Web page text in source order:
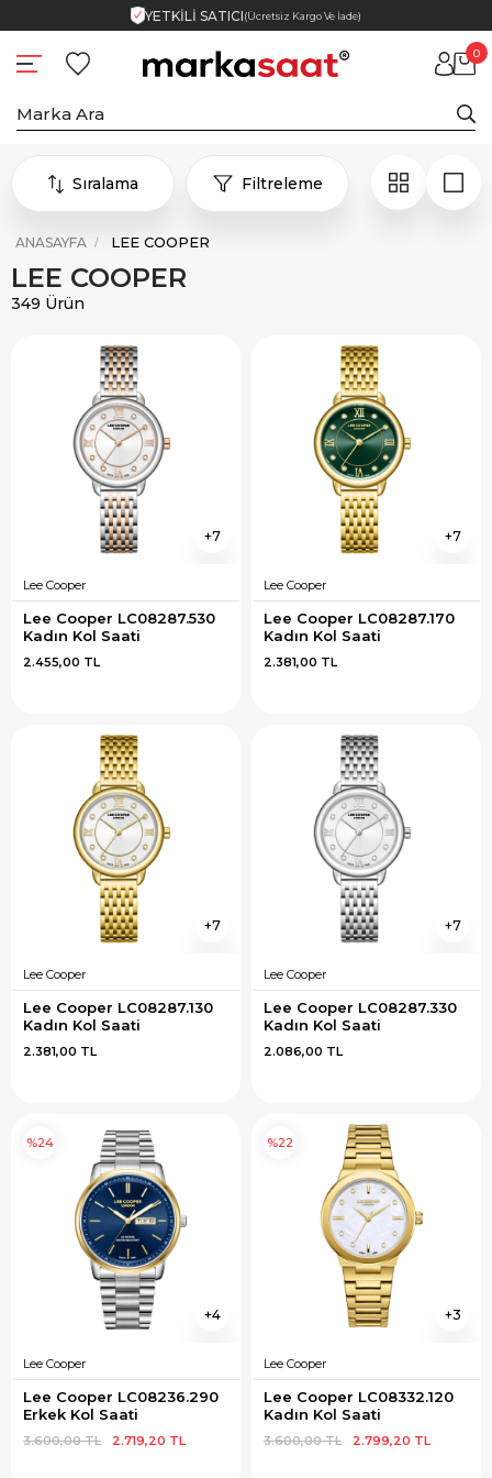
YETKİLİ SATICI(Ücretsiz Kargo Ve İade)
0
Filtreleme
Sıralama
ANASAYFA LEE COOPER
LEE COOPER
349 Ürün
7
Lee Cooper
Lee Cooper LC08287.530
Kadın Kol Saati
2.455,00 TL
7
Lee Cooper
Lee Cooper LC08287.170
Kadın Kol Saati
2.381,00 TL
7
Lee Cooper
Lee Cooper LC08287.130
Kadın Kol Saati
2.381,00 TL
7
Lee Cooper
Lee Cooper LC08287.330
Kadın Kol Saati
2.086,00 TL
4
Lee Cooper
Lee Cooper LC08236.290
Erkek Kol Saati
2.719,20 TL
3.600,00 TL
%24
3
Lee Cooper
Lee Cooper LC08332.120
Kadın Kol Saati
2.799,20 TL
3.600,00 TL
%22